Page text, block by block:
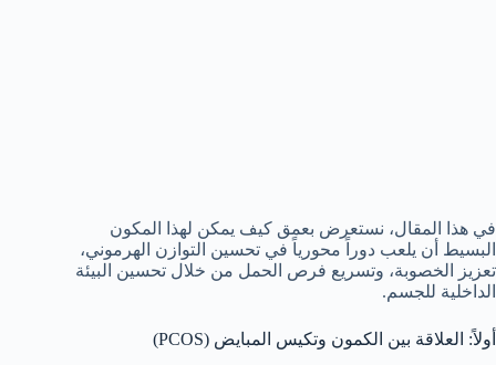
في هذا المقال، نستعرض بعمق كيف يمكن لهذا المكون
البسيط أن يلعب دوراً محورياً في تحسين التوازن الهرموني،
تعزيز الخصوبة، وتسريع فرص الحمل من خلال تحسين البيئة
الداخلية للجسم.
أولاً: العلاقة بين الكمون وتكيس المبايض (PCOS)